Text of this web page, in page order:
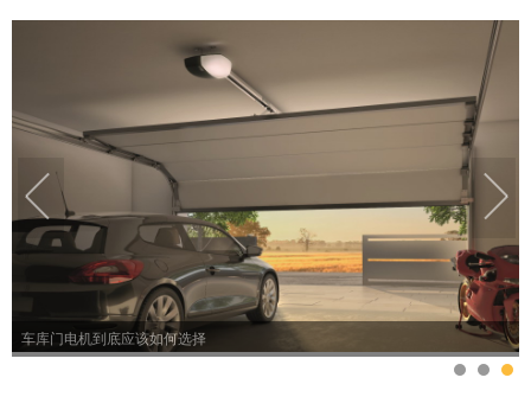
1 2 3
2021年传统五金、电机类实体店怎样突破困境？
怎样辨别平移门电机的优劣？
2021-02-18
开门机发生故障时如何快速解决?
2021-02-11